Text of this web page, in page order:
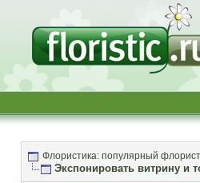
Флористика: популярный
Экспонировать витрину и